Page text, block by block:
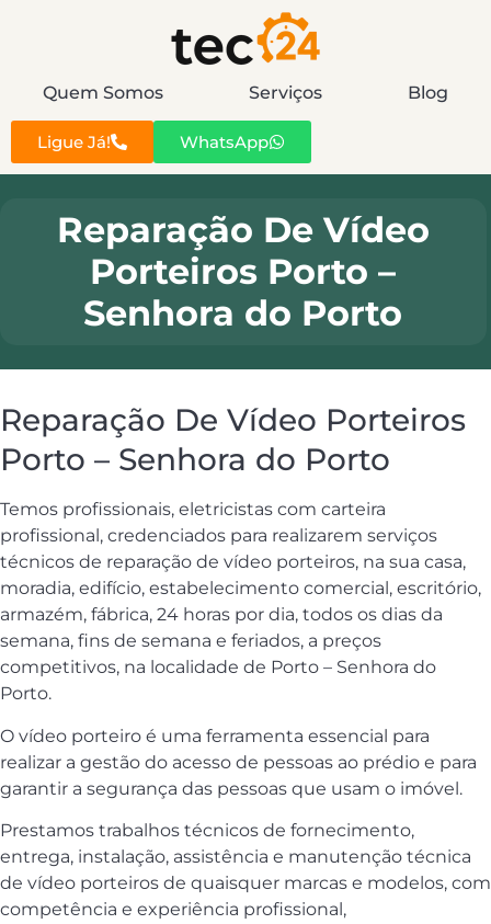
Quem Somos Serviços Blog
Ligue Já! WhatsApp
Reparação De Vídeo
Porteiros Porto –
Senhora do Porto
Reparação De Vídeo Porteiros
Porto – Senhora do Porto
Temos profissionais, eletricistas com carteira
profissional, credenciados para realizarem serviços
técnicos de reparação de vídeo porteiros, na sua casa,
moradia, edifício, estabelecimento comercial, escritório,
armazém, fábrica, 24 horas por dia, todos os dias da
semana, fins de semana e feriados, a preços
competitivos, na localidade de Porto – Senhora do
Porto.
O vídeo porteiro é uma ferramenta essencial para
realizar a gestão do acesso de pessoas ao prédio e para
garantir a segurança das pessoas que usam o imóvel.
Prestamos trabalhos técnicos de fornecimento,
entrega, instalação, assistência e manutenção técnica
de vídeo porteiros de quaisquer marcas e modelos, com
competência e experiência profissional,